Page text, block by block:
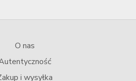
O nas
i wysyłka